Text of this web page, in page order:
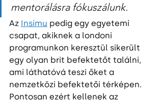
mentorálásra fókuszálunk.
Az Insimu pedig egy egyetemi
csapat, akiknek a londoni
programunkon keresztül sikerült
egy olyan brit befektetőt találni,
ami láthatóvá teszi őket a
nemzetközi befektetői térképen.
Pontosan ezért kellenek az